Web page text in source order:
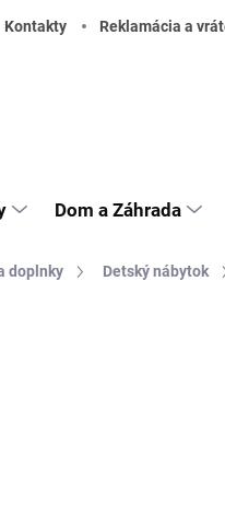
Kontakty Reklamácia a
Dom a Záhrada
doplnky Detský nábytok